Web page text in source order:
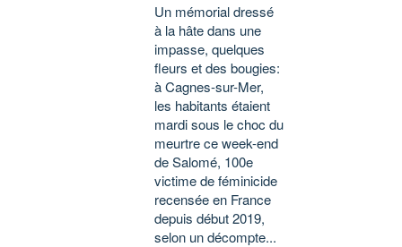
Un mémorial dressé
à la hâte dans une
impasse, quelques
fleurs et des bougies:
à Cagnes-sur-Mer,
les habitants étaient
mardi sous le choc du
meurtre ce week-end
de Salomé, 100e
victime de féminicide
recensée en France
depuis début 2019,
selon un décompte...